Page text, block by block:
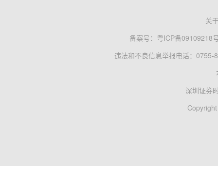
关
备案号： 粤ICP备09109218
违法和不良信息举报电话：0755-
深圳证券